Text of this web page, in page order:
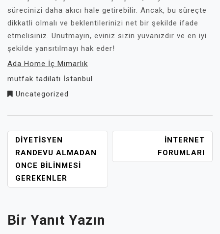
sürecinizi daha akıcı hale getirebilir. Ancak, bu süreçte
dikkatli olmalı ve beklentilerinizi net bir şekilde ifade
etmelisiniz. Unutmayın, eviniz sizin yuvanızdır ve en iyi
şekilde yansıtılmayı hak eder!
Ada Home İç Mimarlık
mutfak tadilatı İstanbul
Uncategorized
YAZI
GEZINMESI
DIYETISYEN
RANDEVU ALMADAN
ONCE BILINMESI
GEREKENLER
INTERNET
FORUMLARI
Bir Yanıt Yazın